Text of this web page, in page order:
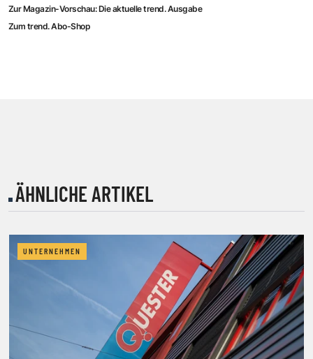
Zur Magazin-Vorschau: Die aktuelle trend. Ausgabe
Zum trend. Abo-Shop
ÄHNLICHE ARTIKEL
UNTERNEHMEN